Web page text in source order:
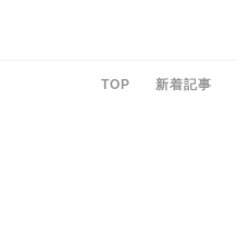
TOP 新着記事